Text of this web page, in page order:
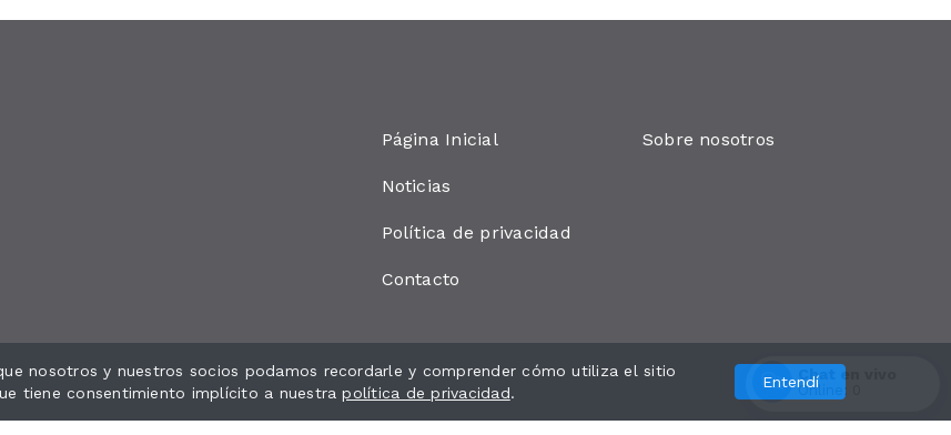
Página Inicial
Noticias
Política de privacidad
Contacto
Sobre nosotros
Desarrollado por
nosotros y nuestros socios podamos recordarle y comprender cómo utiliza el sitio
tiene consentimiento implícito a nuestrapolítica de privacidad.
EntendíChat en vivo
Online:
Entrar